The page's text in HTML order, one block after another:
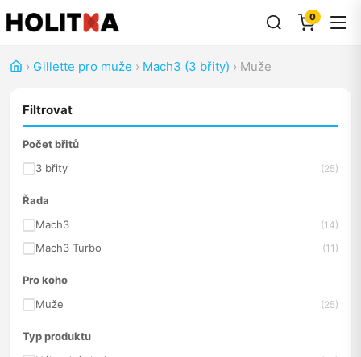
0
› Gillette pro muže › Mach3 (3 břity) › Muže
Filtrovat
Počet břitů
3 břity
(25)
Řada
Mach3
(14)
Mach3 Turbo (11)
Pro koho
Muže
(25)
Typ produktu